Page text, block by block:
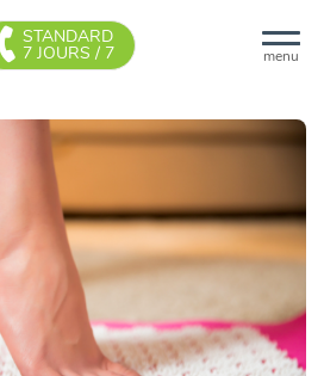
menu
STANDARD
7 JOURS / 7